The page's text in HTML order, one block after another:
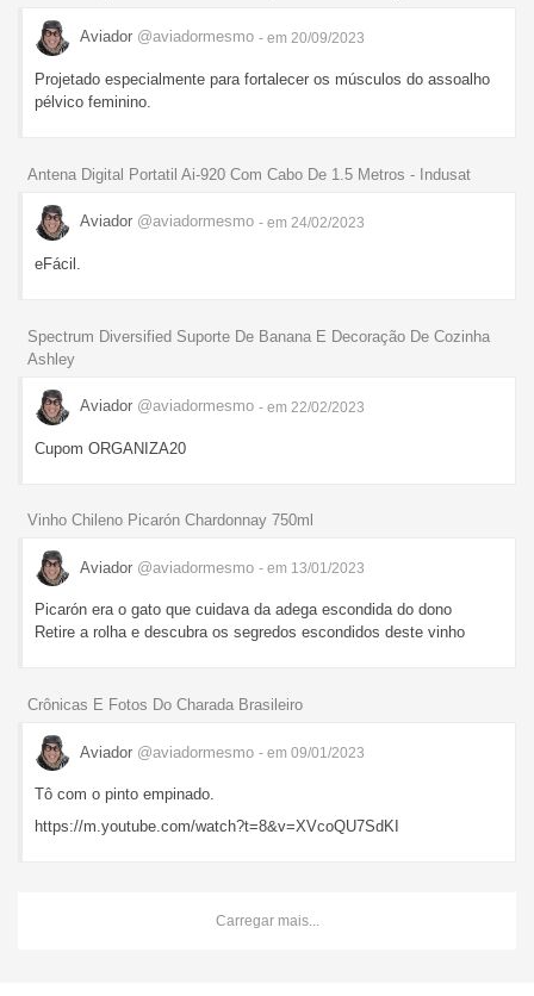
Aviador @aviadormesmo - em 20/09/2023
Projetado especialmente para fortalecer os músculos do assoalho
pélvico feminino.
Antena Digital Portatil Ai-920 Com Cabo De 1.5 Metros - Indusat
Aviador @aviadormesmo - em 24/02/2023
eFácil.
Spectrum Diversified Suporte De Banana E Decoração De Cozinha
Ashley
Aviador @aviadormesmo - em 22/02/2023
Cupom ORGANIZA20
Vinho Chileno Picarón Chardonnay 750ml
Aviador @aviadormesmo - em 13/01/2023
Picarón era o gato que cuidava da adega escondida do dono
Retire a rolha e descubra os segredos escondidos deste vinho
Crônicas E Fotos Do Charada Brasileiro
Aviador @aviadormesmo - em 09/01/2023
Tô com o pinto empinado.
https://m.youtube.com/watch?t=8&v=XVcoQU7SdKI
Carregar mais...